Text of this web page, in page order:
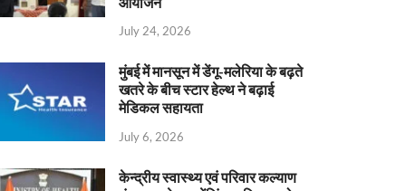
July 24, 2026
मुंबई में मानसून में डेंगू-मलेरिया के बढ़ते
खतरे के बीच स्टार हेल्थ ने बढ़ाई
मेडिकल सहायता
July 6, 2026
केन्‍द्रीय स्वास्थ्य एवं परिवार कल्याण